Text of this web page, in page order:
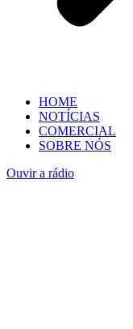
HOME
NOTÍCIAS
COMERCIAL
SOBRE NÓS
Ouvir a rádio